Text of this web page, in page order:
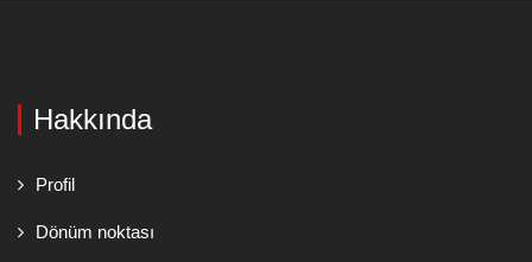
Hakkında
Profil
Dönüm noktası